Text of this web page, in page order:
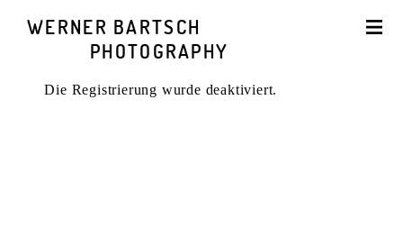
WERNER BARTSCH
PHOTOGRAPHY
Die Registrierung wurde deaktiviert.